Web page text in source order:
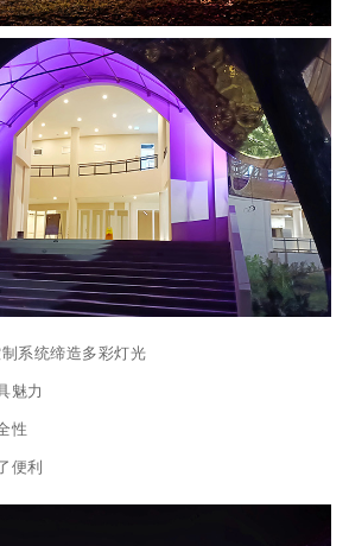
系统缔造多彩灯光
魅力
性
便利